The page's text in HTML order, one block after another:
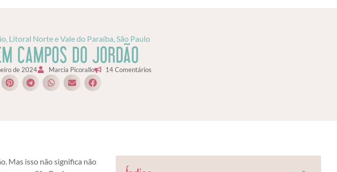
, Litoral Norte e Vale do Paraíba São Paulo
CAMPOS DO JORDÃO
de 2024 Marcia Picorallo 14 Comentários
Mas isso não significa não